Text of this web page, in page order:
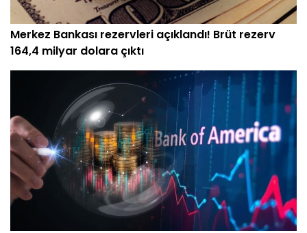
Merkez Bankası rezervleri açıklandı! Brüt rezerv
164,4 milyar dolara çıktı